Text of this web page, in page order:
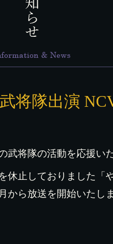
将隊出演
武将隊の活動を応援い
休止しておりました「
から放送を開始いたしま